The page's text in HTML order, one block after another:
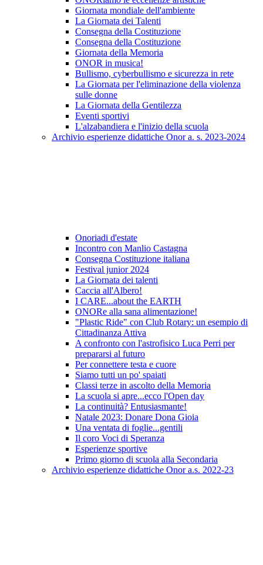
Giornata mondiale dell'ambiente
La Giornata dei Talenti
Consegna della Costituzione
Consegna della Costituzione
Giornata della Memoria
ONOR in musica!
Bullismo, cyberbullismo e sicurezza in rete
La Giornata per l'eliminazione della violenza
sulle donne
La Giornata della Gentilezza
Eventi sportivi
L'alzabandiera e l'inizio della scuola
Archivio esperienze didattiche Onor a. s. 2023-2024
Onoriadi d'estate
Incontro con Manlio Castagna
Consegna Costituzione italiana
Festival junior 2024
La Giornata dei talenti
Caccia all'Albero!
I CARE...about the EARTH
ONORe alla sana alimentazione!
"Plastic Ride" con Club Rotary: un esempio di
Cittadinanza Attiva
A confronto con l'astrofisico Luca Perri per
prepararsi al futuro
Per connettere testa e cuore
Siamo tutti un po' spaiati
Classi terze in ascolto della Memoria
La scuola si apre...ecco l'Open day
La continuità? Entusiasmante!
Natale 2023: Donare Dona Gioia
Una ventata di foglie...gentili
Il coro Voci di Speranza
Esperienze sportive
Primo giorno di scuola alla Secondaria
Archivio esperienze didattiche Onor a.s. 2022-23